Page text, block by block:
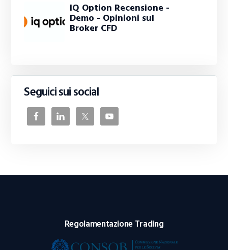
IQ Option Recensione -
Demo - Opinioni sul
Broker CFD
Seguici sui social
Regolamentazione Trading